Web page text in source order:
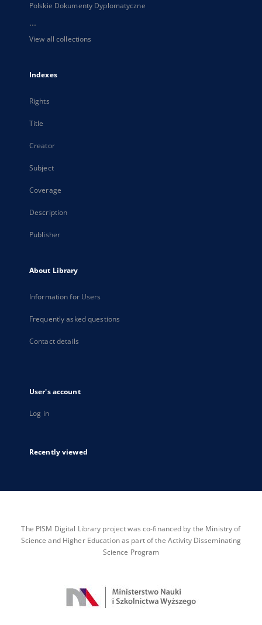
Polskie Dokumenty Dyplomatyczne
...
View all collections
Indexes
Rights
Title
Creator
Subject
Coverage
Description
Publisher
About Library
Information for Users
Frequently asked questions
Contact details
User's account
Log in
Recently viewed
The PISM Digital Library project was co-financed by the Ministry of
Science and Higher Education as part of the Activity Disseminating
Science Program